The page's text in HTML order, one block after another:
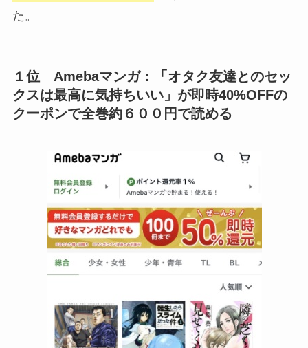
た。
１位 Amebaマンガ：「 オタク友達とのセッ
クスは最高に気持ちいい」が即時40%OFFの
クーポンで全巻約６００円で読める